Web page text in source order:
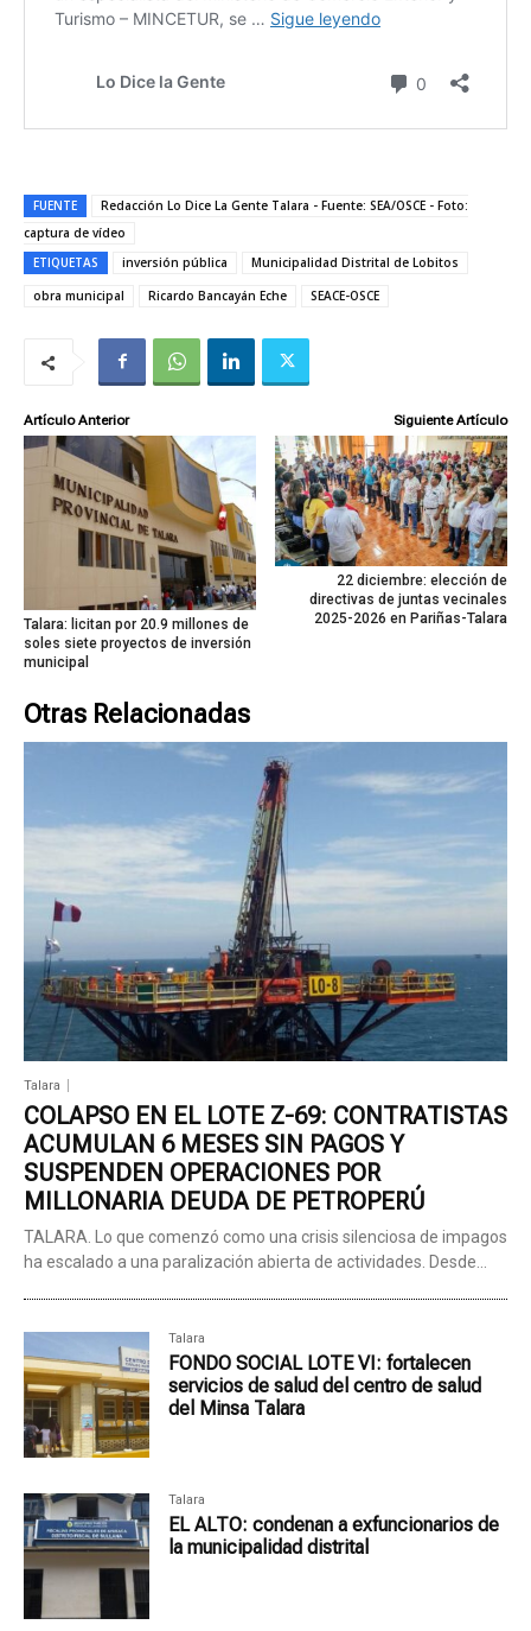
FUENTE
Redacción Lo Dice La Gente Talara - Fuente: SEA/OSCE - Foto:
captura de vídeo
ETIQUETAS
inversión pública
Municipalidad Distrital de Lobitos
obra municipal
Ricardo Bancayán Eche SEACE-OSCE
Artículo Anterior
Talara: licitan por 20.9 millones de
soles siete proyectos de inversión
municipal
Siguiente Artículo
22 diciembre: elección de
directivas de juntas vecinales
2025-2026 en Pariñas-Talara
Otras Relacionadas
Talara
COLAPSO EN EL LOTE Z-69: CONTRATISTAS
ACUMULAN 6 MESES SIN PAGOS Y
SUSPENDEN OPERACIONES POR
MILLONARIA DEUDA DE PETROPERÚ
TALARA. Lo que comenzó como una crisis silenciosa de impagos
ha escalado a una paralización abierta de actividades. Desde...
Talara
FONDO SOCIAL LOTE VI: fortalecen
servicios de salud del centro de salud
del Minsa Talara
Talara
EL ALTO: condenan a exfuncionarios de
la municipalidad distrital